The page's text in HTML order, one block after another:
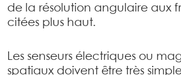
de la résolution angulaire aux
citées plus haut.
Les senseurs électriques ou
spatiaux doivent être très